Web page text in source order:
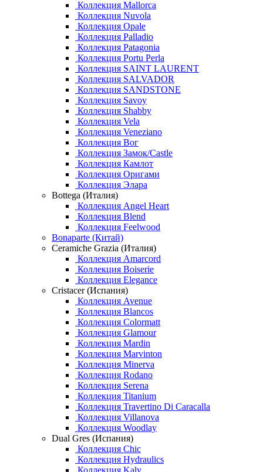
Коллекция Mallorca
Коллекция Nuvola
Коллекция Opale
Коллекция Palladio
Коллекция Patagonia
Коллекция Portu Perla
Коллекция SAINT LAURENT
Коллекция SALVADOR
Коллекция SANDSTONE
Коллекция Savoy
Коллекция Shabby
Коллекция Vela
Коллекция Veneziano
Коллекция Вог
Коллекция Замок/Castle
Коллекция Камлот
Коллекция Оригами
Коллекция Элара
Bottega (Италия)
Коллекция Angel Heart
Коллекция Blend
Коллекция Feelwood
Bonaparte (Китай)
Ceramiche Grazia (Италия)
Коллекция Amarcord
Коллекция Boiserie
Коллекция Elegance
Cristacer (Испания)
Коллекция Avenue
Коллекция Blancos
Коллекция Colormatt
Коллекция Glamour
Коллекция Mardin
Коллекция Marvinton
Коллекция Minerva
Коллекция Rodano
Коллекция Serena
Коллекция Titanium
Коллекция Travertino Di Caracalla
Коллекция Villanova
Коллекция Woodlay
Dual Gres (Испания)
Коллекция Chic
Коллекция Hydraulics
Коллекция Kaly